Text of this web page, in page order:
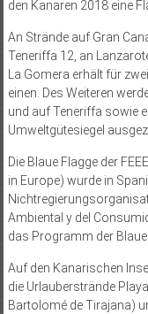
den Kanaren 2018 eine
An Strände auf Gran
Teneriffa 12, an
La Gomera erhält für
einen. Des Weiteren
und auf Teneriffa sowie
Umweltgütesiegel
Die Blaue Flagge der
in Europe) wurde in
Ambiental y del
das Programm der
Auf den Kanarischen
die Urlauberstrände
Bartolomé de Tirajana)